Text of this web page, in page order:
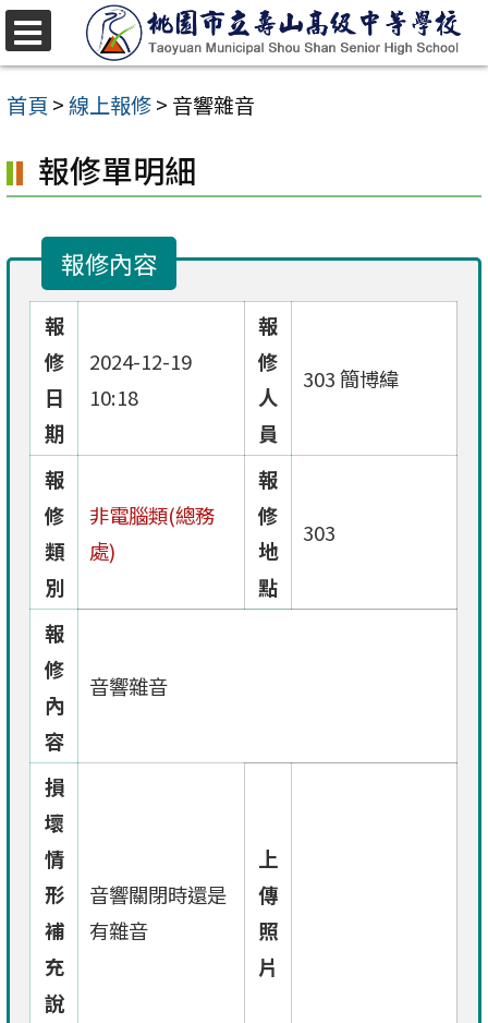
跳
至
主
內
容
首頁 >線上報修> 音響雜音
報修單明細
報修內容
報
修
日
期
2024-12-19
10:18
報
修
人
員
303 簡博緯
報
修
類
別
非電腦類(總務
處)
報
修
地
點
303
報
修
內
容
音響雜音
損
壞
情
形
補
充
說
音響關閉時還是
有雜音
上
傳
照
片
選
單